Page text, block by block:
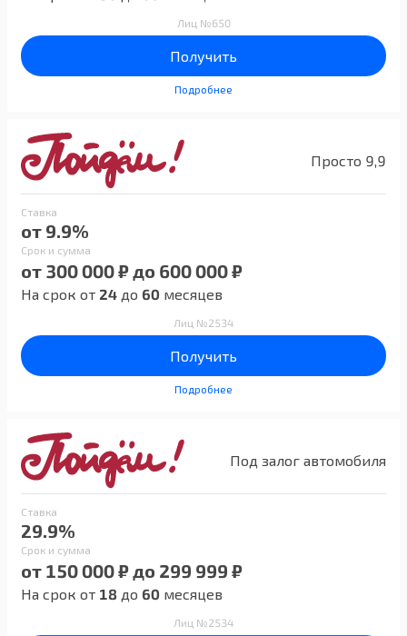
Лиц №650
Получить
Подробнее
Просто 9,9
Ставка
от 9.9%
Срок и сумма
от 300 000 ₽ до 600 000 ₽
На срок от 24 до 60 месяцев
Лиц №2534
Получить
Подробнее
Под залог автомобиля
Ставка
29.9%
Срок и сумма
от 150 000 ₽ до 299 999 ₽
На срок от 18 до 60 месяцев
Лиц №2534